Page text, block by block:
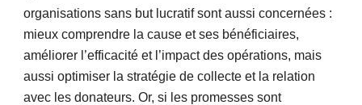
organisations sans but lucratif sont aussi concernées :
mieux comprendre la cause et ses bénéficiaires,
améliorer l’efficacité et l’impact des opérations, mais
aussi optimiser la stratégie de collecte et la relation
avec les donateurs. Or, si les promesses sont